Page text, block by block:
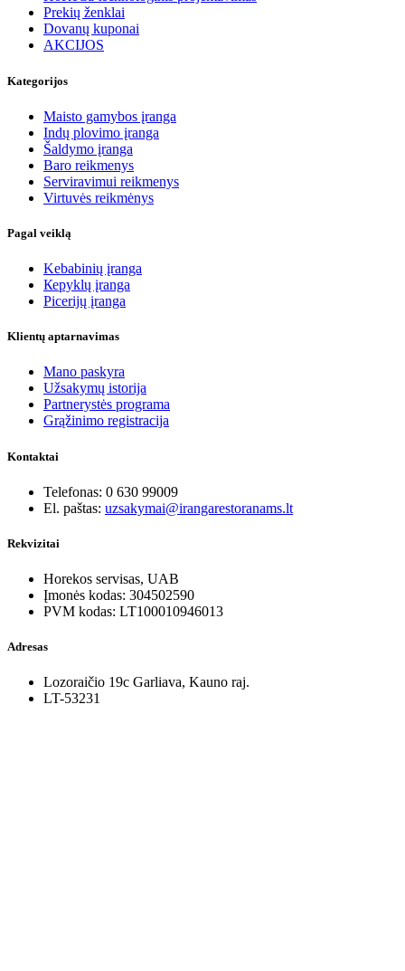
Prekių ženklai
Dovanų kuponai
AKCIJOS
Kategorijos
Maisto gamybos įranga
Indų plovimo įranga
Šaldymo įranga
Baro reikmenys
Serviravimui reikmenys
Virtuvės reikmėnys
Pagal veiklą
Kebabinių įranga
Кеpyklų įranga
Picerijų įranga
Klientų aptarnavimas
Mano paskyra
Užsakymų istorija
Partnerystės programa
Grąžinimo registracija
Kontaktai
Telefonas: 0 630 99009
El. paštas: uzsakymai@irangarestoranams.lt
Rekvizitai
Horekos servisas, UAB
Įmonės kodas: 304502590
PVM kodas: LT100010946013
Adresas
Lozoraičio 19c Garliava, Kauno raj.
LT-53231